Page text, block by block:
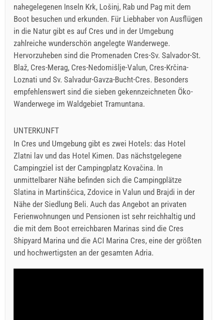
nahegelegenen Inseln Krk, Lošinj, Rab und Pag mit dem
Boot besuchen und erkunden. Für Liebhaber von Ausflügen
in die Natur gibt es auf Cres und in der Umgebung
zahlreiche wunderschön angelegte Wanderwege.
Hervorzuheben sind die Promenaden Cres-Sv. Salvador-St.
Blaž, Cres-Merag, Cres-Nedomišlje-Valun, Cres-Krčina-
Loznati und Sv. Salvadur-Gavza-Bucht-Cres. Besonders
empfehlenswert sind die sieben gekennzeichneten Öko-
Wanderwege im Waldgebiet Tramuntana.
UNTERKUNFT
In Cres und Umgebung gibt es zwei Hotels: das Hotel
Zlatni lav und das Hotel Kimen. Das nächstgelegene
Campingziel ist der Campingplatz Kovačina. In
unmittelbarer Nähe befinden sich die Campingplätze
Slatina in Martinšćica, Zdovice in Valun und Brajdi in der
Nähe der Siedlung Beli. Auch das Angebot an privaten
Ferienwohnungen und Pensionen ist sehr reichhaltig und
die mit dem Boot erreichbaren Marinas sind die Cres
Shipyard Marina und die ACI Marina Cres, eine der größten
und hochwertigsten an der gesamten Adria.